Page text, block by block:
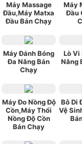
Máy Massage
Đầu,Máy Matxa
Đầu Bán Chạy
Máy
Đầu
Máy Đánh Bóng
Đa Năng Bán
Chạy
Lò Vi
Năng
Máy Đo Nồng Độ
Cồn,Máy Thổi
Nồng Độ Cồn
Bán Chạy
Bô Di
Vệ